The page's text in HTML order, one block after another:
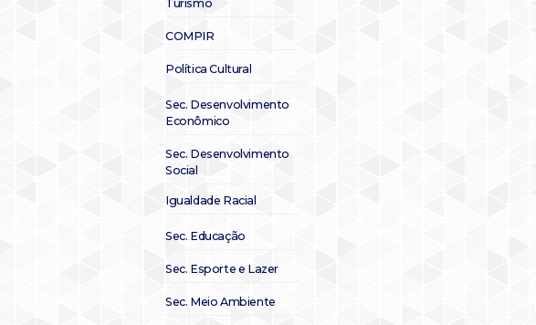
Turismo
COMPIR
Política Cultural
Sec. Desenvolvimento
Econômico
Sec. Desenvolvimento
Social
Igualdade Racial
Sec. Educação
Sec. Esporte e Lazer
Sec. Meio Ambiente